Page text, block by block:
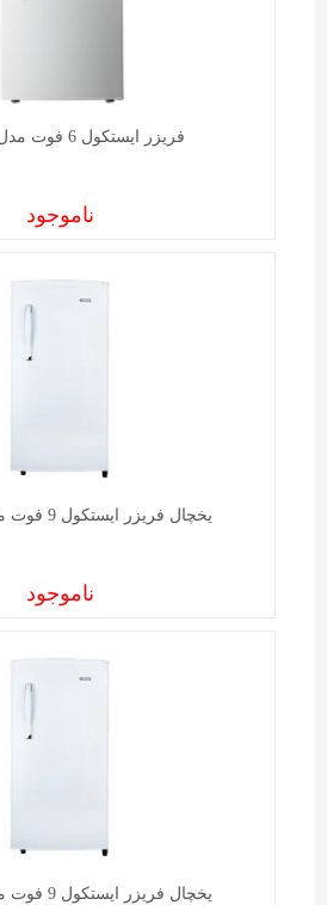
فریزر ايستکول 6 فوت مدل TM-987
ناموجود
یخچال فریزر ايستکول 9 فوت مدل TM-1919
ناموجود
یخچال فریزر ايستکول 9 فوت مدل TM-1919